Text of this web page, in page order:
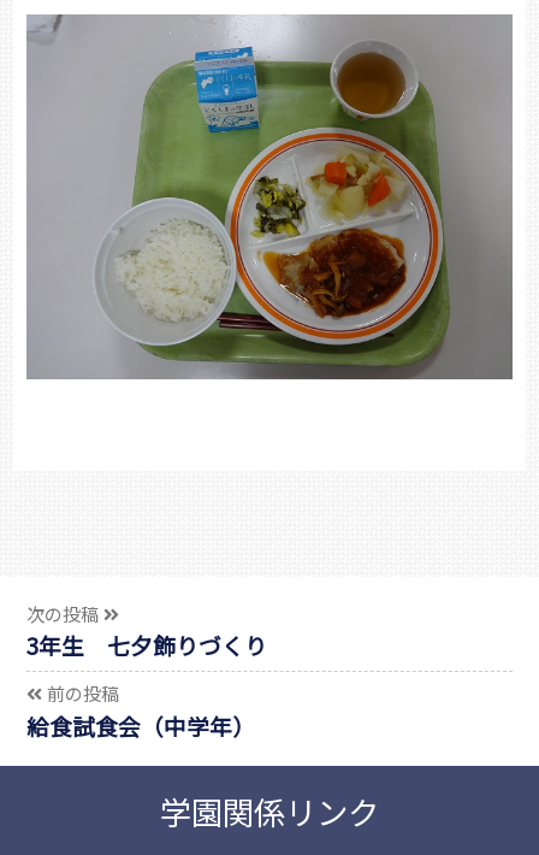
次の投稿
3年生 七夕飾りづくり
前の投稿
給食試食会（中学年）
学園関係リンク